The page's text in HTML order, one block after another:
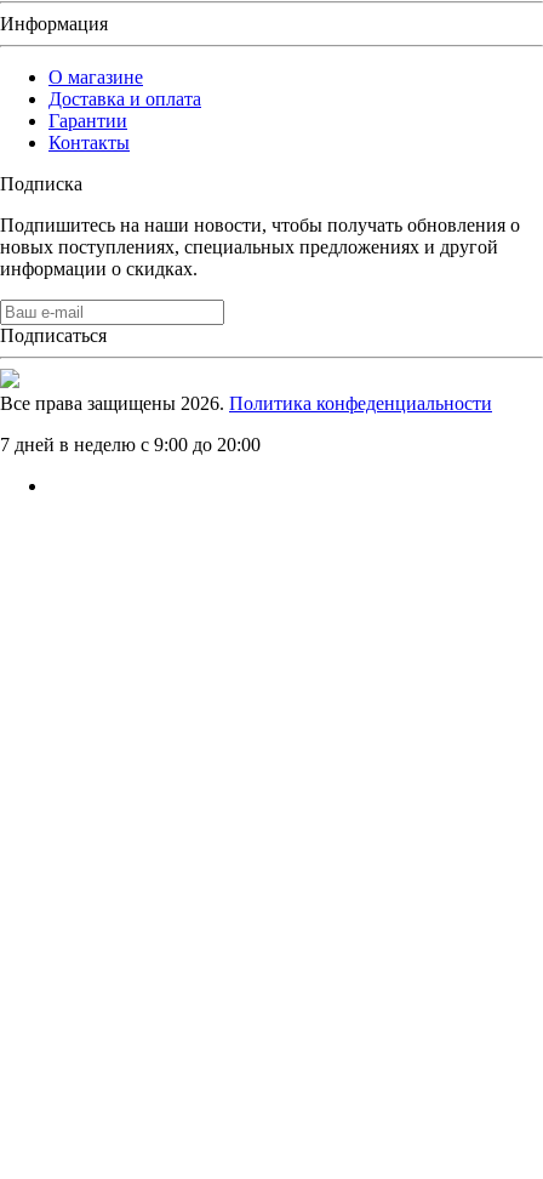
Информация
О магазине
Доставка и оплата
Гарантии
Контакты
Подписка
Подпишитесь на наши новости, чтобы получать обновления о
новых поступлениях, специальных предложениях и другой
информации о скидках.
Подписаться
Все права защищены 2026. Политика конфеденциальности
7 дней в неделю с 9:00 до 20:00